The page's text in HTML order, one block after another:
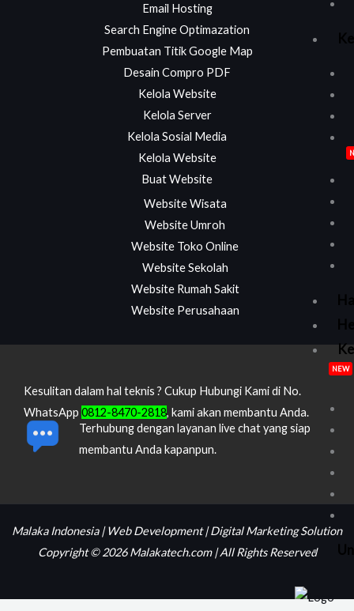
NEW
Email Hosting
Search Engine Optimazation
Pembuatan Titik Google Map
Desain Compro PDF
Kelola Website
Kelola Server
Kelola Sosial Media
Kelola Website
Buat Website
Website Wisata
Website Umroh
Website Toko Online
Website Sekolah
Website Rumah Sakit
Website Perusahaan
Kesulitan dalam hal teknis ? Cukup Hubungi Kami di No.
WhatsApp 0812-8470-2818, kami akan membantu Anda.
Terhubung dengan layanan live chat yang siap
membantu Anda kapanpun.
Malaka Indonesia | Web Development | Digital Marketing Solution
Copyright © 2026 Malakatech.com | All Rights Reserved